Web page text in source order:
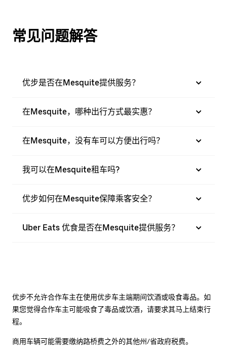
常见问题解答
优步是否在Mesquite提供服务？
在Mesquite，哪种出行方式最实惠？
在Mesquite，没有车可以方便出行吗？
我可以在Mesquite租车吗?
优步如何在Mesquite保障乘客安全？
Uber Eats 优食是否在Mesquite提供服务？
优步不允许合作车主在使用优步车主端期间饮酒或吸食毒品。如
果您觉得合作车主可能吸食了毒品或饮酒，请要求其马上结束行
程。
商用车辆可能需要缴纳路桥费之外的其他州/省政府税费。